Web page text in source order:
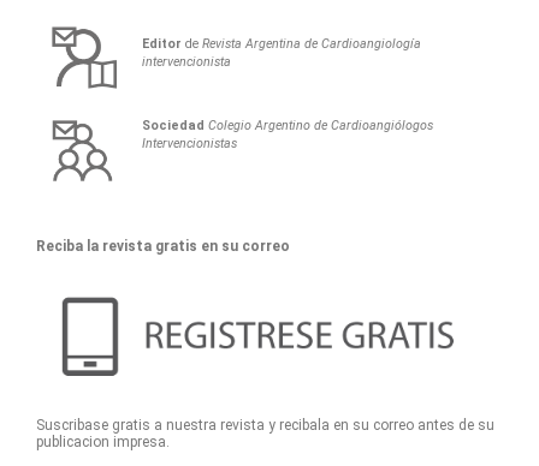
Editor deRevista Argentina de Cardioangiología
intervencionista
Sociedad Colegio Argentino de Cardioangiólogos
Intervencionistas
Reciba la revista gratis en su correo
Suscribase gratis a nuestra revista y recibala en su correo antes de su
publicacion impresa.